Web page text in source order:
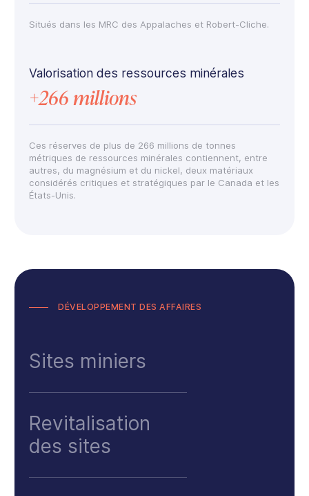
Situés dans les MRC des Appalaches et Robert-Cliche.
Valorisation des ressources minérales
+266 millions
Ces réserves de plus de 266 millions de tonnes
métriques de ressources minérales contiennent, entre
autres, du magnésium et du nickel, deux matériaux
considérés critiques et stratégiques par le Canada et les
États-Unis.
DÉVELOPPEMENT DES AFFAIRES
Sites miniers
Revitalisation
des sites